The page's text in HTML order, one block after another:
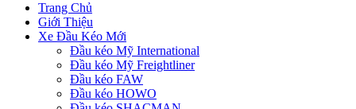
Trang Chủ
Giới Thiệu
Xe Đầu Kéo Mới
Đầu kéo Mỹ International
Đầu kéo Mỹ Freightliner
Đầu kéo FAW
Đầu kéo HOWO